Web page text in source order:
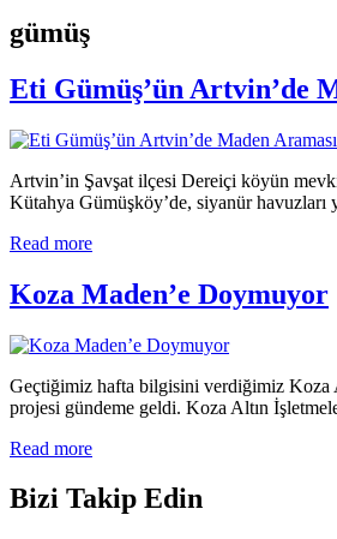
gümüş
Eti Gümüş’ün Artvin’de
Artvin’in Şavşat ilçesi Dereiçi köyün
Kütahya Gümüşköy’de, siyanür havuzları
Read more
Koza Maden’e Doymuyor
Geçtiğimiz hafta bilgisini verdiğimiz Koza
projesi gündeme geldi. Koza Altın
Read more
Bizi Takip Edin